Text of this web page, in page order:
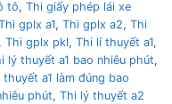
tô, Thi giấy phép lái xe
gplx a1, Thi gplx a2, Thi
, Thi gplx pkl, Thi lí thuyết a1,
lý thuyết a1 bao nhiêu phút,
thuyết a1 làm đúng bao
phút, Thi lý thuyết a2